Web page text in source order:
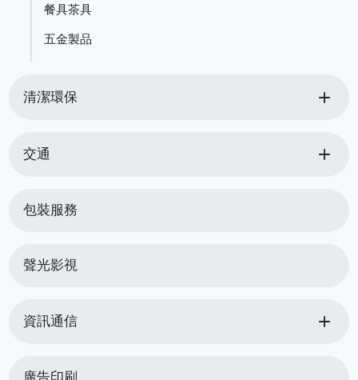
餐具茶具
五金製品
清潔環保 add
交通 add
包裝服務
聲光影視
資訊通信 add